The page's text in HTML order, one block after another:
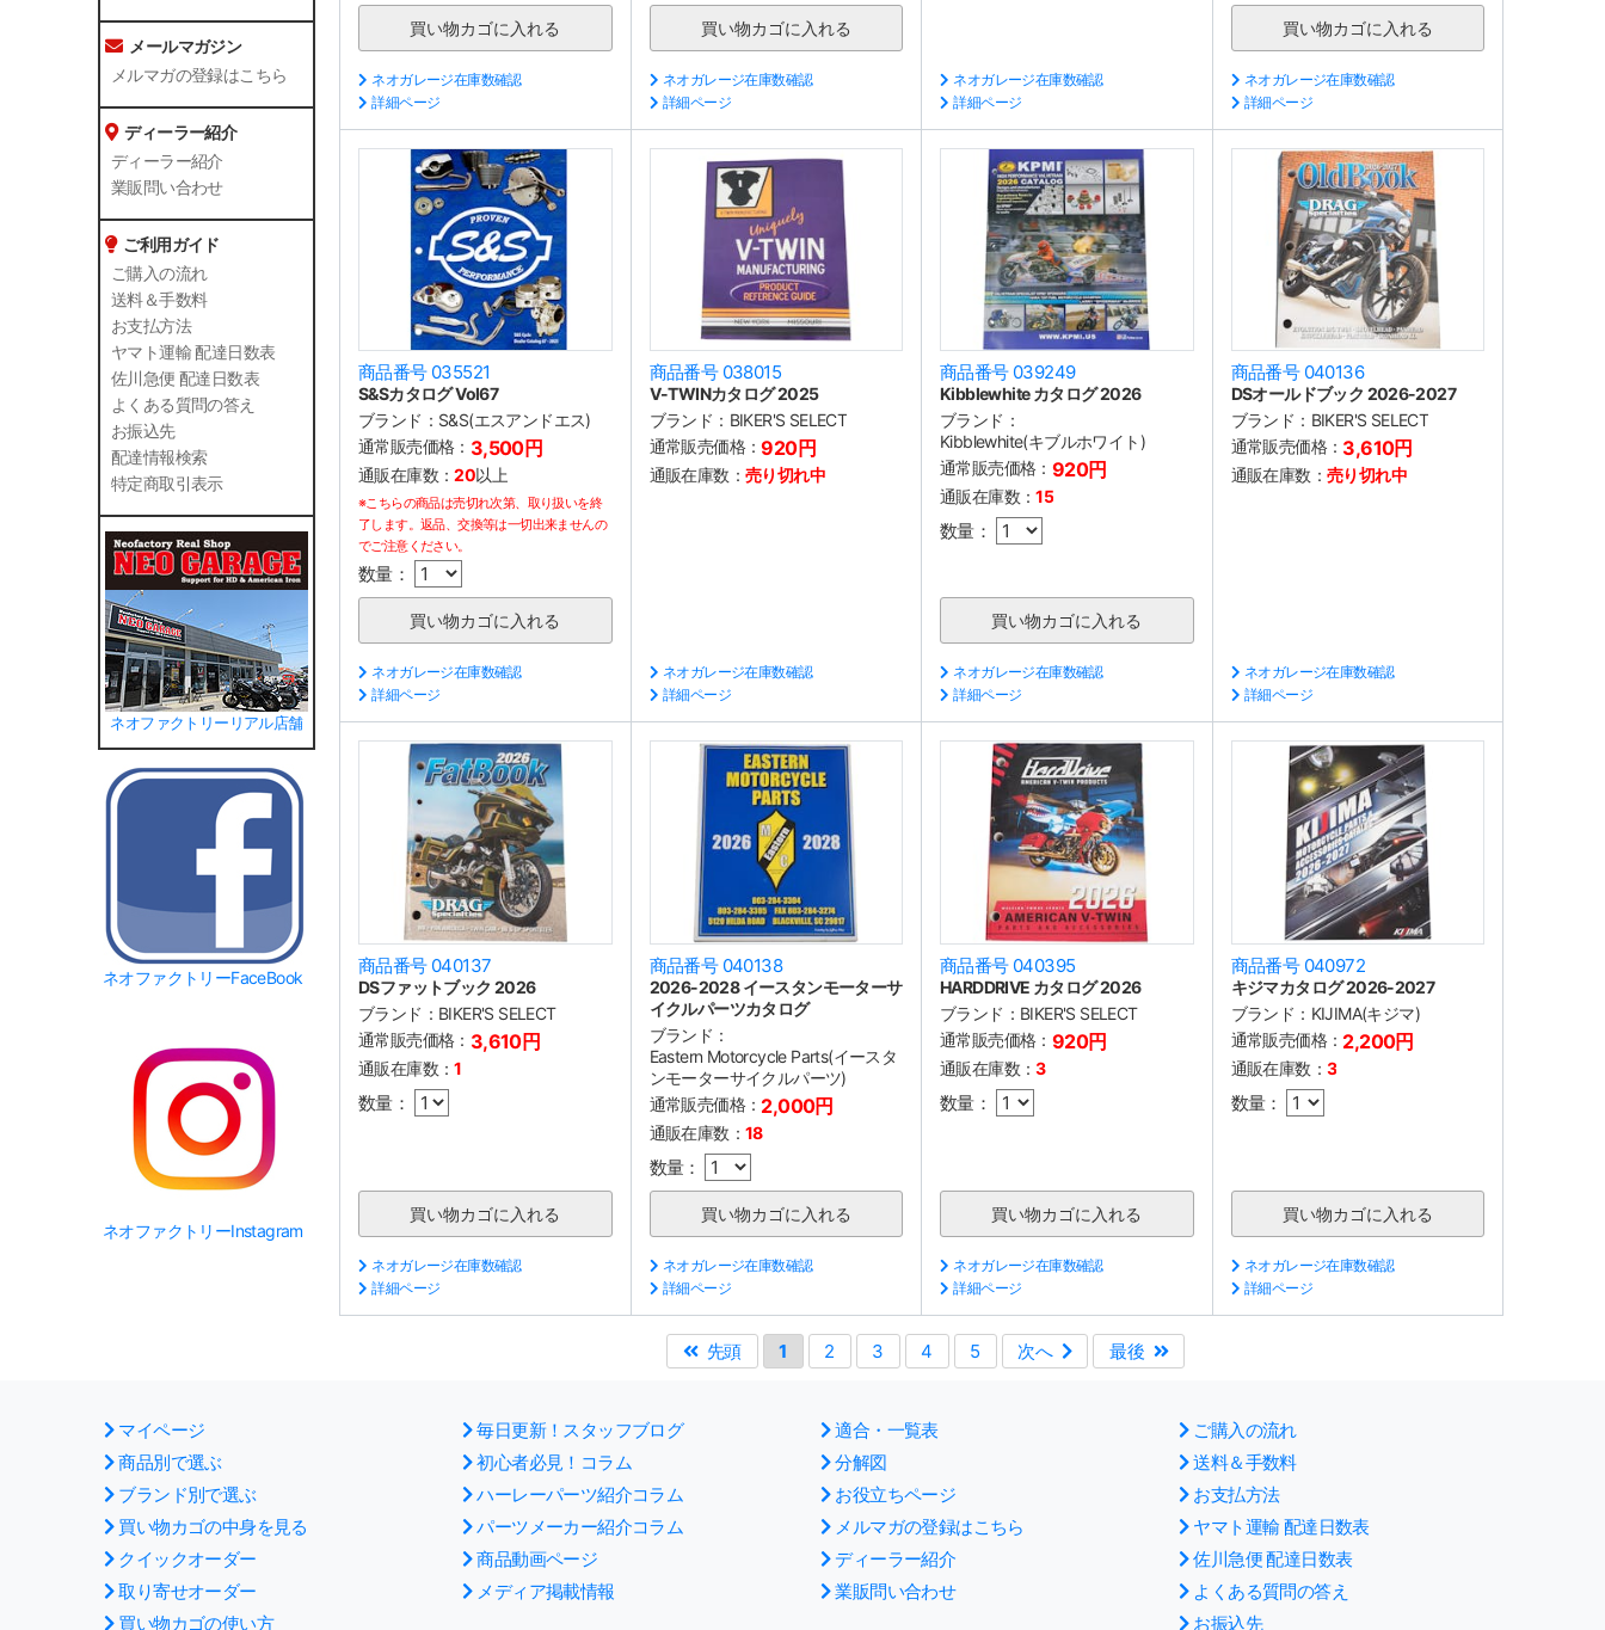
メールマガジン
メルマガの登録はこちら
ディーラー紹介
ディーラー紹介
業販問い合わせ
ご利用ガイド
ご購入の流れ
送料＆手数料
お支払方法
ヤマト運輸 配達日数表
佐川急便 配達日数表
よくある質問の答え
お振込先
配達情報検索
特定商取引表示
ネオファクトリーリアル店舗
ネオファクトリーFaceBook
ネオファクトリーInstagram
ネオガレージ在庫数確認
詳細ページ
ネオガレージ在庫数確認
詳細ページ
ネオガレージ在庫数確認
詳細ページ
ネオガレージ在庫数確認
詳細ページ
商品番号 035521
S&Sカタログ Vol67
ブランド： S&S(エスアンドエス)
通常販売価格： 3,500円
通販在庫数：20以上
※こちらの商品は売切れ次第、取り扱いを終
了します。返品、交換等は一切出来ませんの
でご注意ください。
数量：
ネオガレージ在庫数確認
詳細ページ
商品番号 038015
V-TWINカタログ 2025
ブランド： BIKER'S SELECT
通常販売価格：920円
通販在庫数： 売り切れ中
ネオガレージ在庫数確認
詳細ページ
商品番号 039249
Kibblewhite カタログ 2026
ブランド：
Kibblewhite(キブルホワイト)
通常販売価格： 920円
通販在庫数：15
数量：
ネオガレージ在庫数確認
詳細ページ
商品番号 040136
DSオールドブック 2026-2027
ブランド： BIKER'S SELECT
通常販売価格： 3,610円
通販在庫数： 売り切れ中
ネオガレージ在庫数確認
詳細ページ
商品番号 040137
DSファットブック 2026
ブランド： BIKER'S SELECT
通常販売価格： 3,610円
通販在庫数：1
数量：
ネオガレージ在庫数確認
詳細ページ
商品番号 040138
2026-2028 イースタンモーターサ
イクルパーツカタログ
ブランド：
Eastern Motorcycle Parts(イースタ
ンモーターサイクルパーツ)
通常販売価格： 2,000円
通販在庫数： 18
数量：
ネオガレージ在庫数確認
詳細ページ
商品番号 040395
HARDDRIVE カタログ 2026
ブランド： BIKER'S SELECT
通常販売価格： 920円
通販在庫数：3
数量：
ネオガレージ在庫数確認
詳細ページ
商品番号 040972
キジマカタログ 2026-2027
ブランド： KIJIMA(キジマ)
通常販売価格： 2,200円
通販在庫数： 3
数量：
ネオガレージ在庫数確認
詳細ページ
先頭 1 2 3 4 5 次へ 最後
マイページ
商品別で選ぶ
ブランド別で選ぶ
買い物カゴの中身を見る
クイックオーダー
取り寄せオーダー
買い物カゴの使い方
毎日更新！スタッフブログ
初心者必見！コラム
ハーレーパーツ紹介コラム
パーツメーカー紹介コラム
商品動画ページ
メディア掲載情報
適合・一覧表
分解図
お役立ちページ
メルマガの登録はこちら
ディーラー紹介
業販問い合わせ
ご購入の流れ
送料＆手数料
お支払方法
ヤマト運輸 配達日数表
佐川急便 配達日数表
よくある質問の答え
お振込先